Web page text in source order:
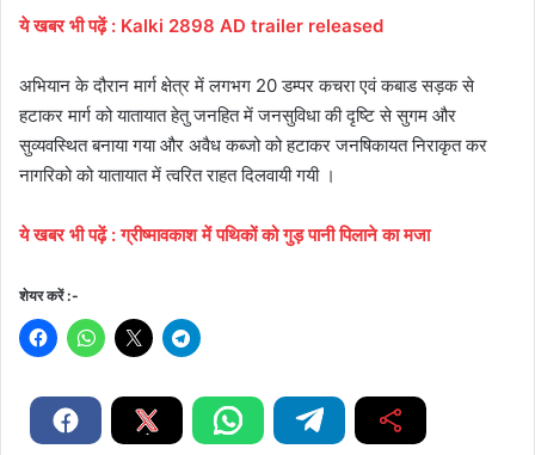
येखबरभीपढ़ें : Kalki 2898 AD trailer released
अभियान के दौरान मार्ग क्षेत्र में लगभग 20 डम्पर कचरा एवं कबाड सड़क से
हटाकर मार्ग को यातायात हेतु जनहित में जनसुविधा की दृष्टि से सुगम और
सुव्यवस्थित बनाया गया और अवैध कब्जो को हटाकर जनषिकायत निराकृत कर
नागरिको को यातायात में त्वरित राहत दिलवायी गयी ।
येखबरभीपढ़ें :ग्रीष्मावकाश में पथिकों को गुड़ पानी पिलाने का मजा
शेयर करें :-